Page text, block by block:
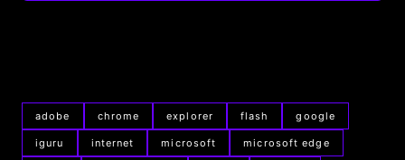
adobe chrome explorer flash google
iguru internet microsoft microsoft edge